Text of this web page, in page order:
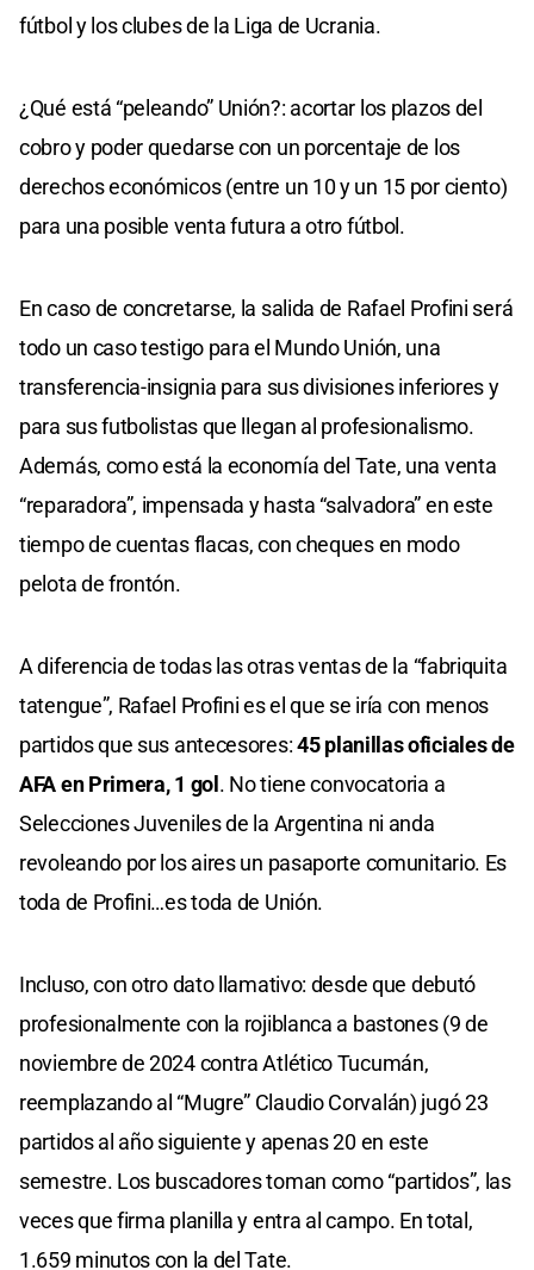
fútbol y los clubes de la Liga de Ucrania.
¿Qué está “peleando” Unión?: acortar los plazos del
cobro y poder quedarse con un porcentaje de los
derechos económicos (entre un 10 y un 15 por ciento)
para una posible venta futura a otro fútbol.
En caso de concretarse, la salida de Rafael Profini será
todo un caso testigo para el Mundo Unión, una
transferencia-insignia para sus divisiones inferiores y
para sus futbolistas que llegan al profesionalismo.
Además, como está la economía del Tate, una venta
“reparadora”, impensada y hasta “salvadora” en este
tiempo de cuentas flacas, con cheques en modo
pelota de frontón.
A diferencia de todas las otras ventas de la “fabriquita
tatengue”, Rafael Profini es el que se iría con menos
partidos que sus antecesores:45 planillas oficiales de
AFA en Primera, 1 gol. No tiene convocatoria a
Selecciones Juveniles de la Argentina ni anda
revoleando por los aires un pasaporte comunitario. Es
toda de Profini…es toda de Unión.
Incluso, con otro dato llamativo: desde que debutó
profesionalmente con la rojiblanca a bastones (9 de
noviembre de 2024 contra Atlético Tucumán,
reemplazando al “Mugre” Claudio Corvalán) jugó 23
partidos al año siguiente y apenas 20 en este
semestre. Los buscadores toman como “partidos”, las
veces que firma planilla y entra al campo. En total,
1.659 minutos con la del Tate.